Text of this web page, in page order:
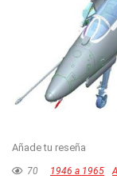
Añade tu reseña
70 1946 a 1965